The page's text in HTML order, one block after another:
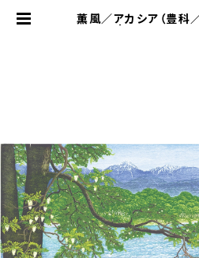
薫風／アカシア（豊科／